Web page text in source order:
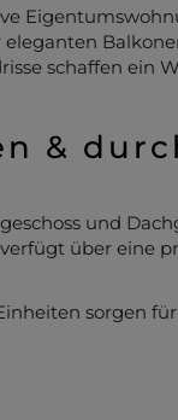
schaffen ein
&
und
über eine
sorgen